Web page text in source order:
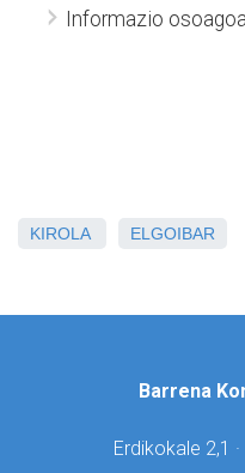
Informazio
KIROLA ELGOIBAR
Barrena
Erdikokale 2,1